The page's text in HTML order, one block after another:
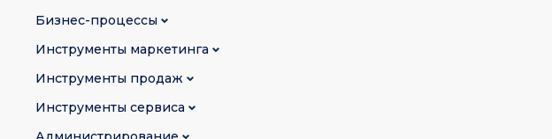
Бизнес-процессы
Инструменты маркетинга
Инструменты продаж
Инструменты сервиса